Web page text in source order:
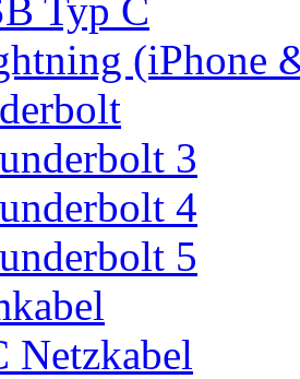
Typ C
(iPhone
3
4
5
Netzkabel